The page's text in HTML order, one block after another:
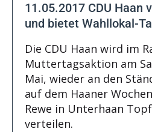
11.05.2017 CDU Haan
und bietet Wahllokal-
Die CDU Haan wird im
Muttertagsaktion am
Mai, wieder an den
auf dem Haaner
Rewe in Unterhaan
verteilen.